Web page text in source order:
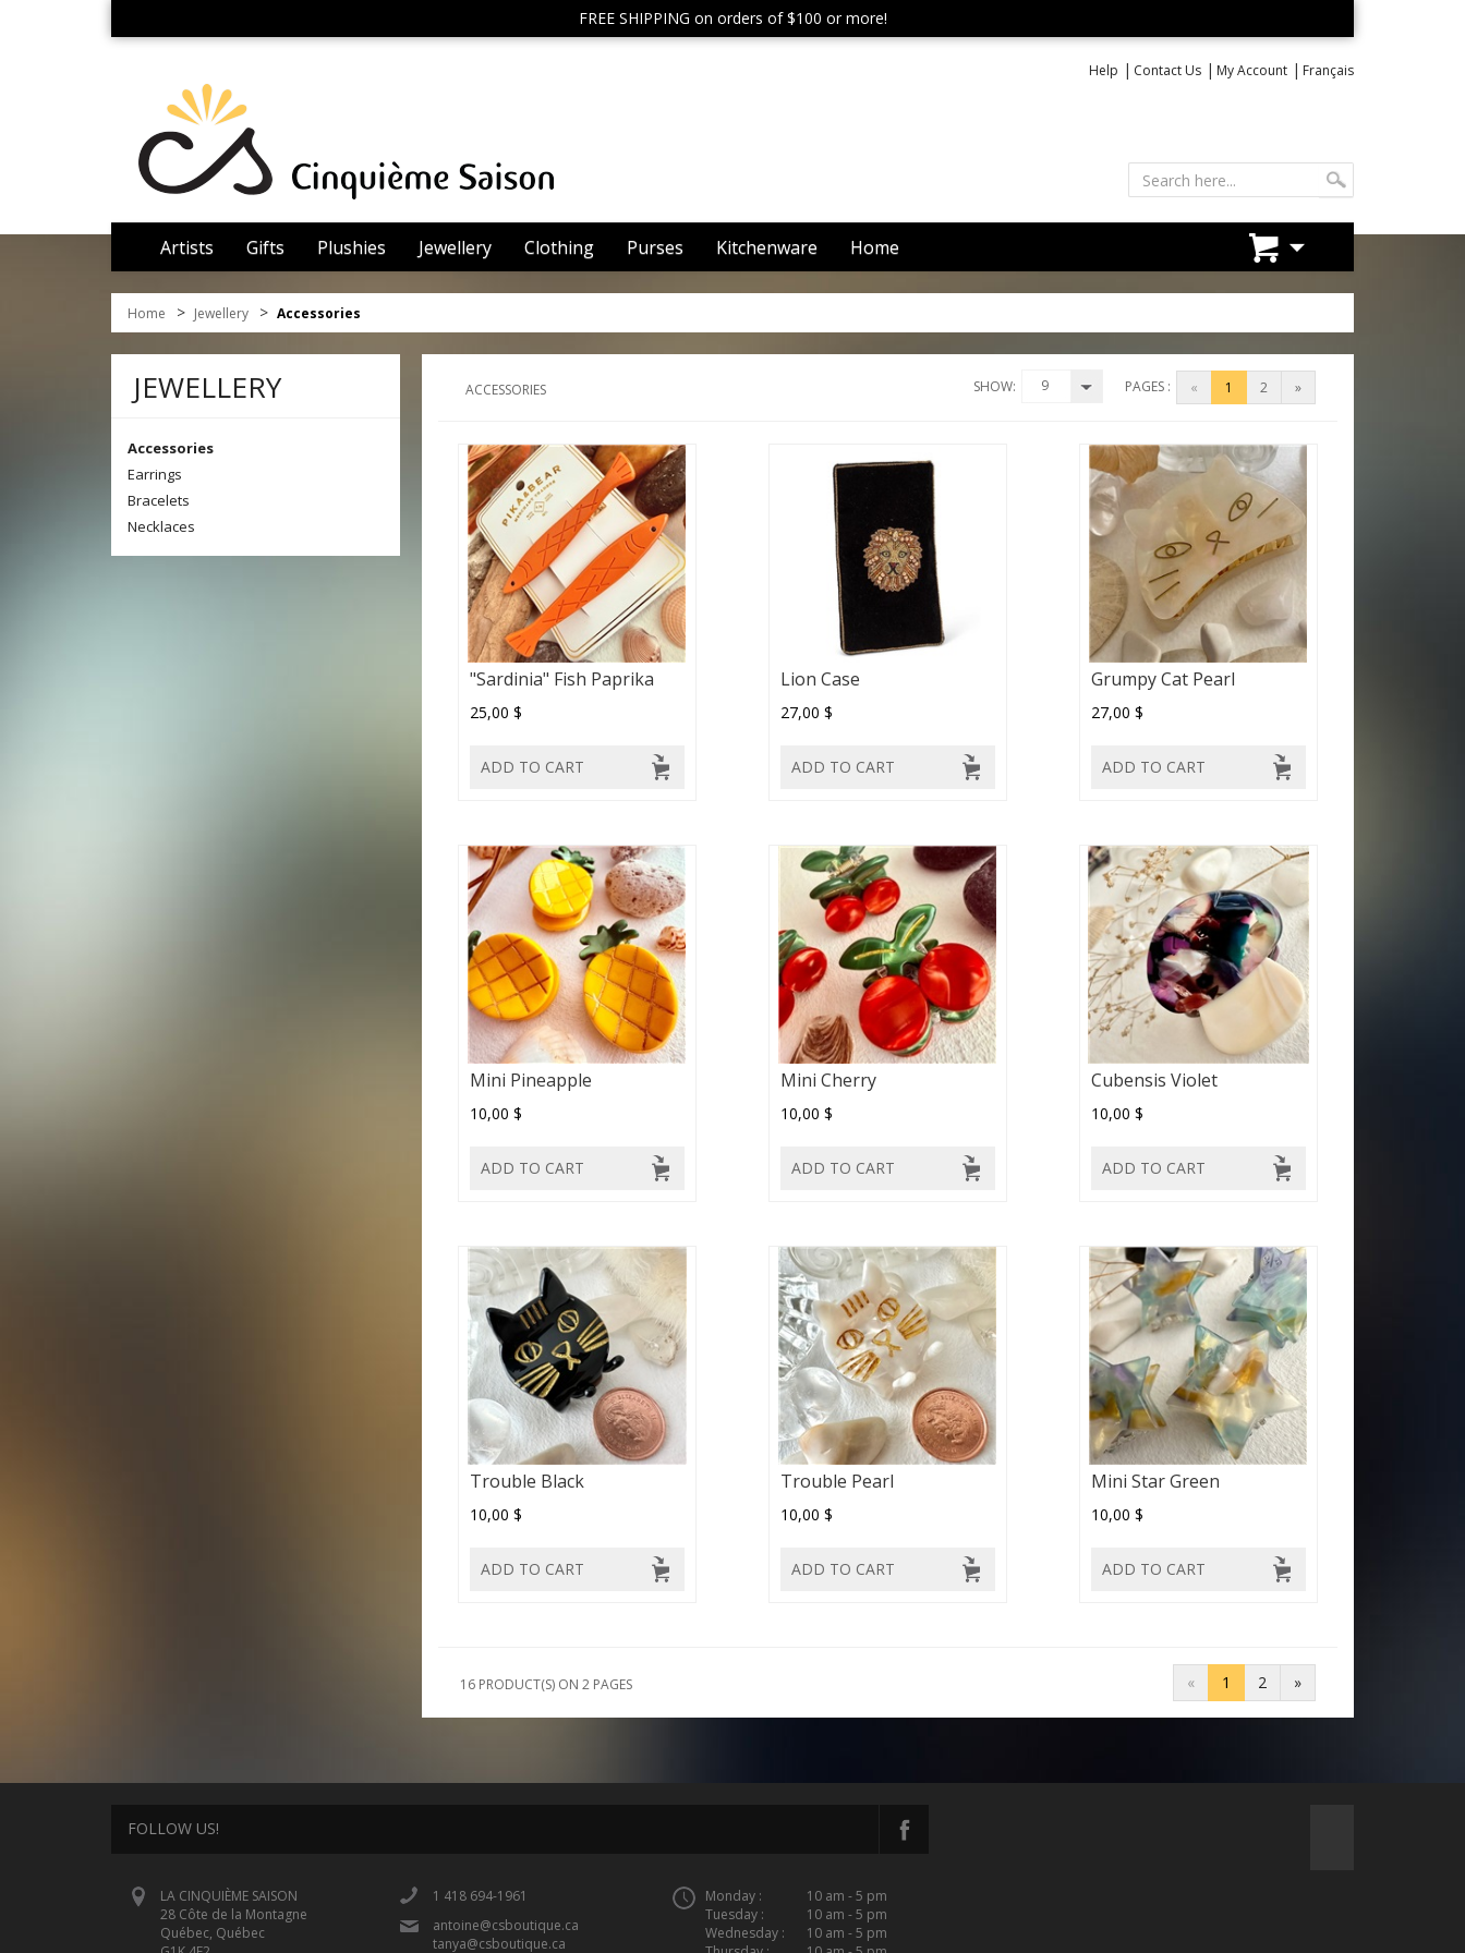
FREE SHIPPING on orders of $100 or more!
Help | Contact Us | My Account | Français
Artists Gifts Plushies Jewellery Clothing Purses Kitchenware Home
Home > Jewellery > Accessories
JEWELLERY
Accessories
Earrings
Bracelets
Necklaces
ACCESSORIES SHOW: 9 PAGES : « 1 2 »
"Sardinia" Fish Paprika
25,00 $
ADD TO CART
Lion Case
27,00 $
ADD TO CART
Grumpy Cat Pearl
27,00 $
ADD TO CART
Mini Pineapple
10,00 $
ADD TO CART
Mini Cherry
10,00 $
ADD TO CART
Cubensis Violet
10,00 $
ADD TO CART
Trouble Black
10,00 $
ADD TO CART
Trouble Pearl
10,00 $
ADD TO CART
Mini Star Green
10,00 $
ADD TO CART
16 PRODUCT(S) ON 2 PAGES « 1 2 »
FOLLOW US!
LA CINQUIÈME SAISON
28 Côte de la Montagne
Québec, Québec
1 418 694-1961
antoine@csboutique.ca
tanya@csboutique.ca
Monday :
10 am - 5 pm
Tuesday :
10 am - 5 pm
Wednesday :
10 am - 5 pm